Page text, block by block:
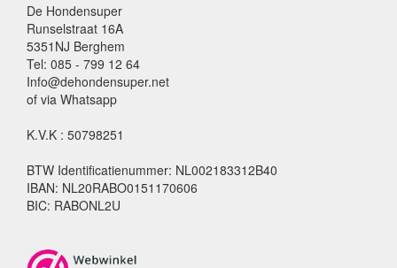
De Hondensuper
Runselstraat 16A
5351NJ Berghem
Tel: 085 - 799 12 64
Info@dehondensuper.net
of via Whatsapp
K.V.K : 50798251
BTW Identificatienummer: NL002183312B40
IBAN: NL20RABO0151170606
BIC: RABONL2U